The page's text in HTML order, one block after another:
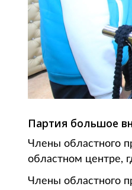
Партия большое
Члены областного
областном центре,
Члены областного